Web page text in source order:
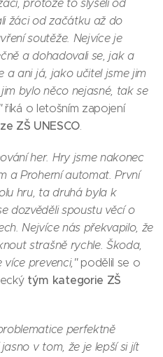
protože to slyšeli od
žáci od začátku až do
soutěže. Nejvíce je
a dohadovali se, jak a
a ani já, jako učitel jsme jim
bylo něco nejasné, tak se
říká o letošním zapojení
ZŠ UNESCO.
her. Hry jsme nakonec
a Proherní automat. První
hru, ta druhá byla k
dozvěděli spoustu věcí o
Nejvíce nás překvapilo, že
strašně rychle. Škoda,
více prevenci,"podělil se o
tým kategorie ZŠ
perfektně
v tom, že je lepší si jít